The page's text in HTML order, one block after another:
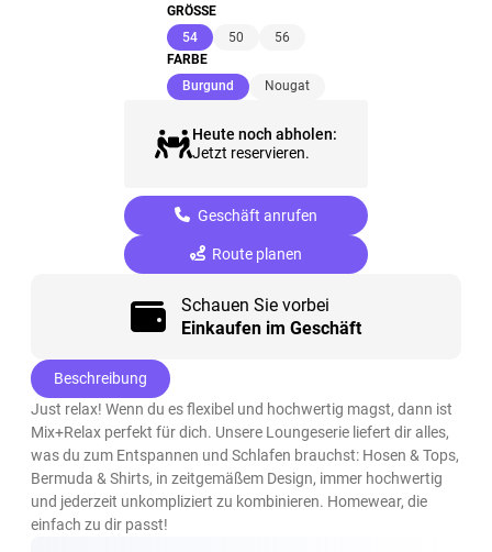
GRÖSSE
54(ausgewählt)
50
56
FARBE
Burgund(ausgewählt)
Nougat
Heute noch abholen:
Jetzt reservieren.
Geschäft anrufen
Route planen
Schauen Sie vorbei
Einkaufen im Geschäft
Beschreibung
Just relax! Wenn du es flexibel und hochwertig magst, dann ist
Mix+Relax perfekt für dich. Unsere Loungeserie liefert dir alles,
was du zum Entspannen und Schlafen brauchst: Hosen & Tops,
Bermuda & Shirts, in zeitgemäßem Design, immer hochwertig
und jederzeit unkompliziert zu kombinieren. Homewear, die
einfach zu dir passt!